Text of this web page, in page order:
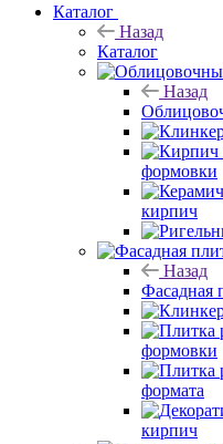
Каталог
Назад
Каталог
Назад
формовки
кирпич
Назад
Фасадная
формовки
формата
кирпич